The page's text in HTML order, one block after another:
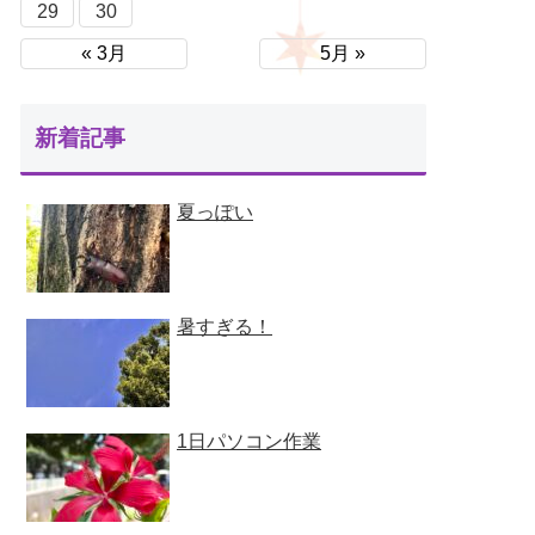
29 30
« 3月 5月 »
新着記事
夏っぽい
暑すぎる！
1日パソコン作業